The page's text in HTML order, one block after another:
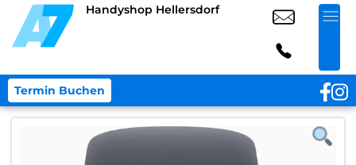
Handyshop Hellersdorf
Termin Buchen